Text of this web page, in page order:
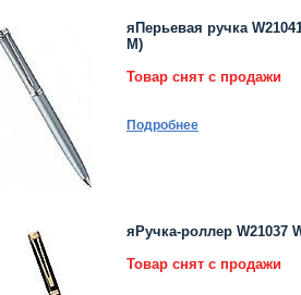
яПерьевая ручка
M)
Товар снят с продажи
Подробнее
яРучка-роллер W21037
Товар снят с продажи